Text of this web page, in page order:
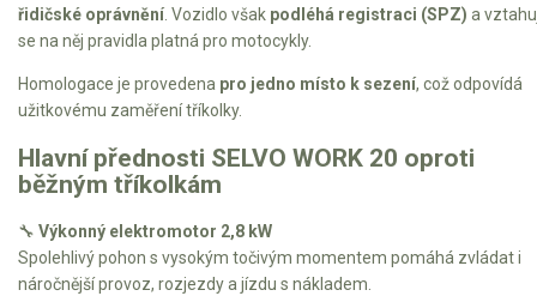
řidičské oprávnění. Vozidlo však podléhá registraci (SPZ) a
se na něj pravidla platná pro motocykly.
Homologace je provedena pro jedno místo k sezení, což odpovídá
užitkovému zaměření tříkolky.
Hlavní přednosti SELVO WORK 20 oproti
běžným tříkolkám
🔧 Výkonný elektromotor 2,8 kW
Spolehlivý pohon s vysokým točivým momentem pomáhá zvládat i
náročnější provoz, rozjezdy a jízdu s nákladem.